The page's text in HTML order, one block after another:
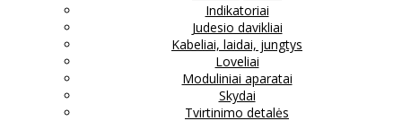
Indikatoriai
Judesio davikliai
Kabeliai, laidai, jungtys
Loveliai
Moduliniai aparatai
Skydai
Tvirtinimo detalės